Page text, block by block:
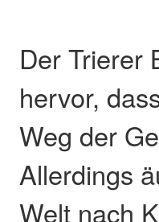
Der Trierer
hervor,
Weg der
Allerdings
Welt nach